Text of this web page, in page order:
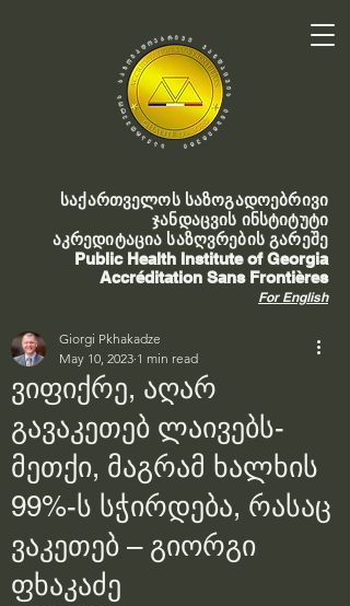
საქართველოს საზოგადოებრივი
ჯანდაცვის ინსტიტუტი
აკრედიტაცია საზღვრების გარეშე
Public Health Institute of Georgia
Accréditation Sans Frontières
For English
ვიფიქრე, აღარ
გავაკეთებ ლაივებს-
მეთქი, მაგრამ ხალხის
99%-ს სჭირდება, რასაც
ვაკეთებ – გიორგი
ფხაკაძე
Giorgi Pkhakadze
May 10, 2023 1 min read